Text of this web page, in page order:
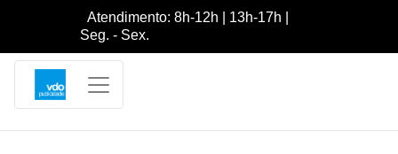
Atendimento: 8h-12h | 13h-17h |
Seg. - Sex.